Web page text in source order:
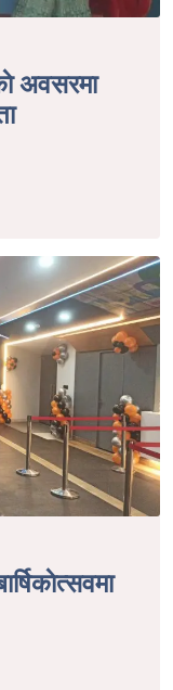
अवसरमा